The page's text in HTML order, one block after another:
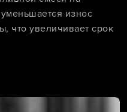
износ
что увеличивает срок